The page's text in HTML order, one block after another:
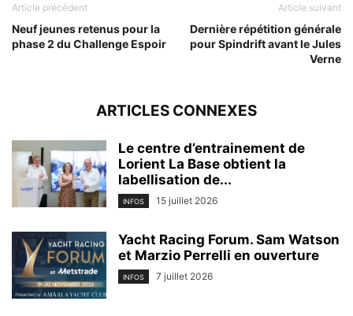
Article précédent
Neuf jeunes retenus pour la
phase 2 du Challenge Espoir
Article suivant
Dernière répétition générale
pour Spindrift avant le Jules
Verne
ARTICLES CONNEXES
Le centre d’entrainement de
Lorient La Base obtient la
labellisation de...
INFOS 15 juillet 2026
Yacht Racing Forum. Sam Watson
et Marzio Perrelli en ouverture
INFOS 7 juillet 2026